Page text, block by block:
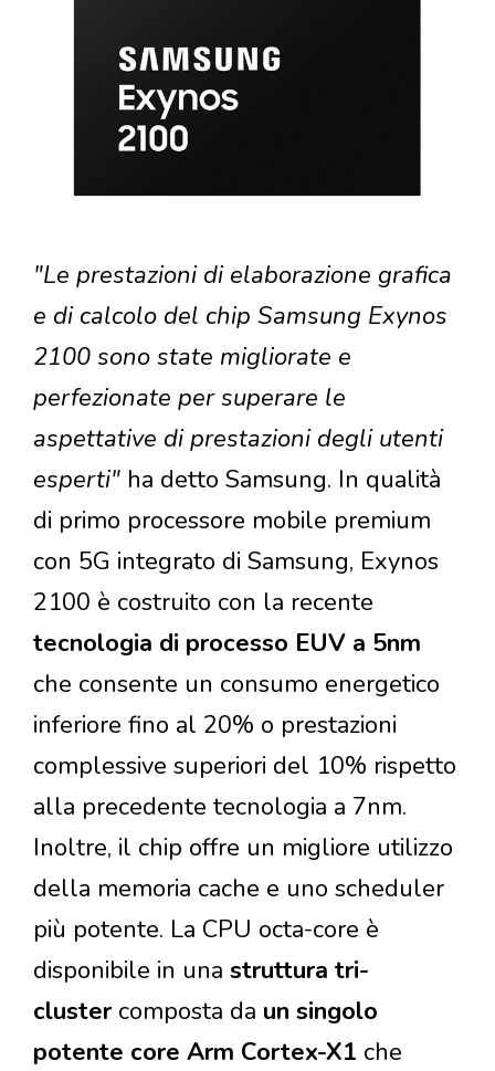
"Le prestazioni di elaborazione grafica
e di calcolo del chip Samsung Exynos
2100 sono state migliorate e
perfezionate per superare le
aspettative di prestazioni degli utenti
esperti" ha detto Samsung. In qualità
di primo processore mobile premium
con 5G integrato di Samsung, Exynos
2100 è costruito con la recente
tecnologia di processo EUV a 5nm
che consente un consumo energetico
inferiore fino al 20% o prestazioni
complessive superiori del 10% rispetto
alla precedente tecnologia a 7nm.
Inoltre, il chip offre un migliore utilizzo
della memoria cache e uno scheduler
più potente. La CPU octa-core è
disponibile in una struttura tri-
cluster composta da un singolo
potente core Arm Cortex-X1 che